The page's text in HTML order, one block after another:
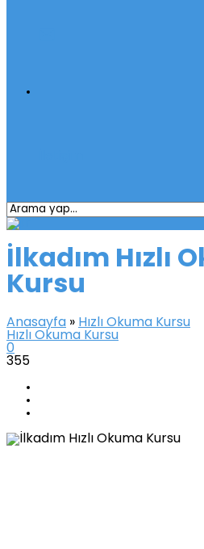
İlkadım Hızlı
Kursu
Anasayfa » Hızlı Okuma Kursu
Hızlı Okuma Kursu
0
355